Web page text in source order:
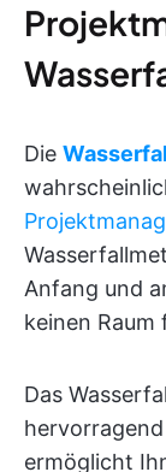
Die
Anfang und
keinen Raum
Das
ermöglicht